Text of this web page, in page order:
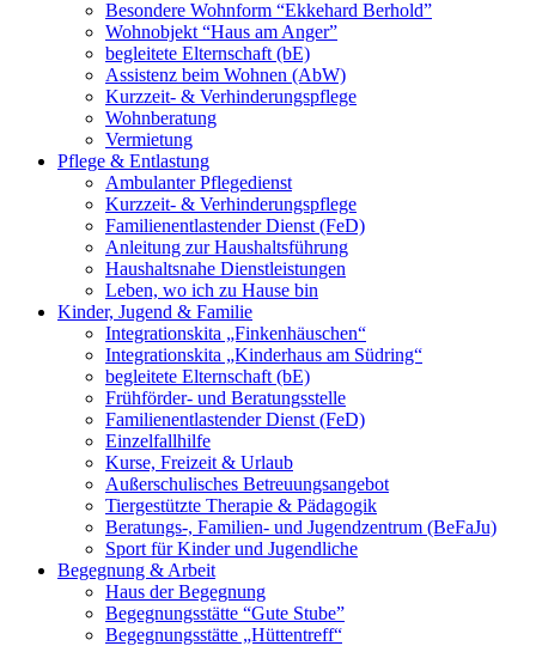
Besondere Wohnform “Ekkehard Berhold”
Wohnobjekt “Haus am Anger”
begleitete Elternschaft (bE)
Assistenz beim Wohnen (AbW)
Kurzzeit- & Verhinderungspflege
Wohnberatung
Vermietung
Pflege & Entlastung
Ambulanter Pflegedienst
Kurzzeit- & Verhinderungspflege
Familienentlastender Dienst (FeD)
Anleitung zur Haushaltsführung
Haushaltsnahe Dienstleistungen
Leben, wo ich zu Hause bin
Kinder, Jugend & Familie
Integrationskita „Finkenhäuschen“
Integrationskita „Kinderhaus am Südring“
begleitete Elternschaft (bE)
Frühförder- und Beratungsstelle
Familienentlastender Dienst (FeD)
Einzelfallhilfe
Kurse, Freizeit & Urlaub
Außerschulisches Betreuungsangebot
Tiergestützte Therapie & Pädagogik
Beratungs-, Familien- und Jugendzentrum (BeFaJu)
Sport für Kinder und Jugendliche
Begegnung & Arbeit
Haus der Begegnung
Begegnungsstätte “Gute Stube”
Begegnungsstätte „Hüttentreff“